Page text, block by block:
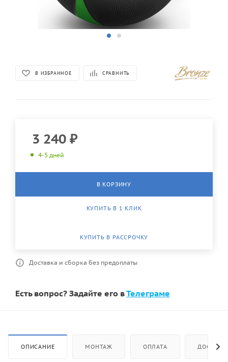
В ИЗБРАННОЕ СРАВНИТЬ
3 240 ₽
4-5 дней
В КОРЗИНУ
КУПИТЬ В 1 КЛИК
КУПИТЬ В РАССРОЧКУ
Доставка и сборка без предоплаты
Есть вопрос? Задайте его вТелеграме
ОПИСАНИЕ МОНТАЖ ОПЛАТА